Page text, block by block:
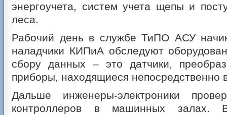
энергоучета, систем учета щепы и
леса.
Рабочий день в службе ТиПО АСУ
наладчики КИПиА обследуют
сбору данных – это датчики,
приборы, находящиеся непосредственно
Дальше инженеры-электроники
контроллеров в машинных залах.